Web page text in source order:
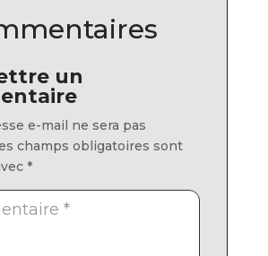
un
e-mail ne sera pas
champs obligatoires sont
*